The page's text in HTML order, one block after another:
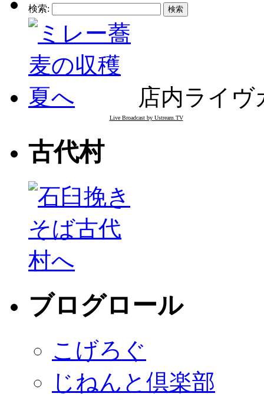
検索:
店内ライ
Live Broadcast by Ustream.TV
古代村
ブログロール
こげろぐ
じねんと倶楽部